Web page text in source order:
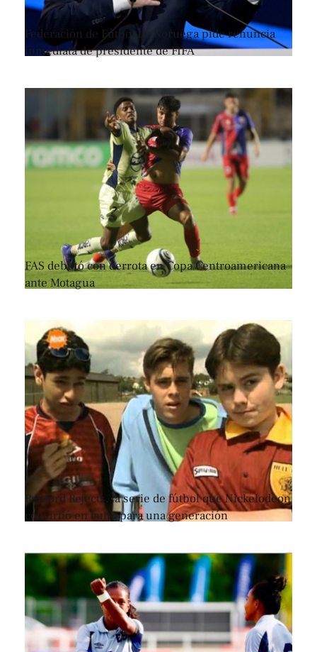
Federación de Fútbol de Noruega pide renuncia
inmediata de presidente de FIFA
FAS debutó con derrota en Copa Centroamericana
ante Motagua
Renford Rejects, la serie de fútbol que Nickelodeon
convirtió en culto para una generación